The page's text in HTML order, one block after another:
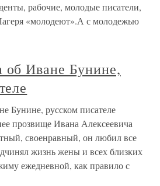
рабочие, молодые писатели,
«молодеют».А с молодежью
Иване Бунине,
Бунине, русском писателе
прозвище Ивана Алексеевича
своенравный, он любил все
жизнь жены и всех близких
ежедневной, как правило с